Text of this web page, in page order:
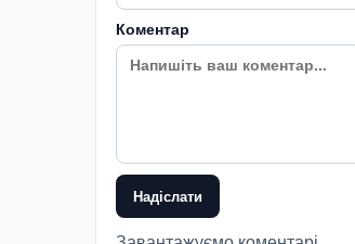
Коментар
Надіслати